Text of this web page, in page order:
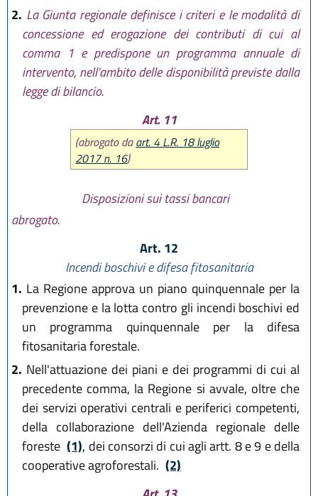
2. La Giunta regionale definisce i criteri e le modalità di
concessione ed erogazione dei contributi di cui al
comma 1 e predispone un programma annuale di
intervento, nell'ambito delle disponibilità previste dalla
legge di bilancio.
Art. 11
(abrogato daart. 4 L.R. 18 luglio
2017 n. 16)
Disposizioni sui tassi bancari
abrogato.
Art. 12
Incendi boschivi e difesa fitosanitaria
1. La Regione approva un piano quinquennale per la
prevenzione e la lotta contro gli incendi boschivi ed
un programma quinquennale per la difesa
fitosanitaria forestale.
2. Nell'attuazione dei piani e dei programmi di cui al
precedente comma, la Regione si avvale, oltre che
dei servizi operativi centrali e periferici competenti,
della collaborazione dell'Azienda regionale delle
foreste (1), dei consorzi di cui agli artt. 8 e 9 e della
cooperative agroforestali. (2)